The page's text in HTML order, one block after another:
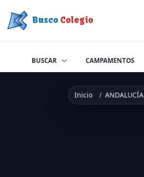
Busco Colegio
BUSCAR CAMPAMENTOS
Inicio ANDALUCÍA